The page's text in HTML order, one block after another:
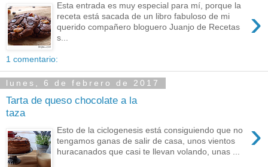
›
Esta entrada es muy especial para mí, porque la
receta está sacada de un libro fabuloso de mi
querido compañero bloguero Juanjo de Recetas
s...
1 comentario:
lunes, 6 de febrero de 2017
Tarta de queso chocolate a la
taza
›
Esto de la ciclogenesis está consiguiendo que no
tengamos ganas de salir de casa, unos vientos
huracanados que casi te llevan volando, unas ...